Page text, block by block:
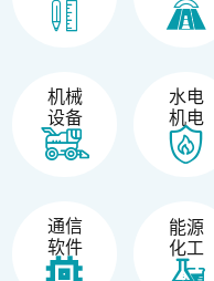
机械
设备
水电
机电
通信
软件
能源
化工